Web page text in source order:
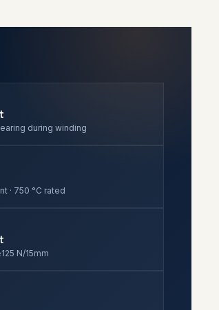
during winding
· 750 °C rated
N/15mm